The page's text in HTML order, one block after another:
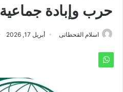
حرب وإبادة جماعية
اسلام القحطانى أبريل 17, 2026